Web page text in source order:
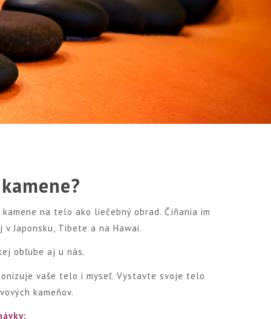
na telo ako liečebný obrad. Číňania im
Japonsku, Tibete a na Hawai.
obľube aj u nás.
vaše telo i myseľ. Vystavte svoje telo
kameňov.